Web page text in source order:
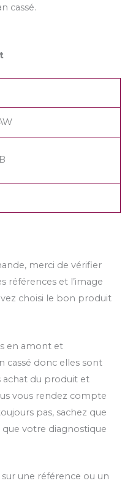
cassé.
merci de vérifier
références et l’image
choisi le bon produit
en amont et
cassé donc elles sont
achat du produit et
vous rendez compte
pas, sachez que
que votre diagnostique
une référence ou un